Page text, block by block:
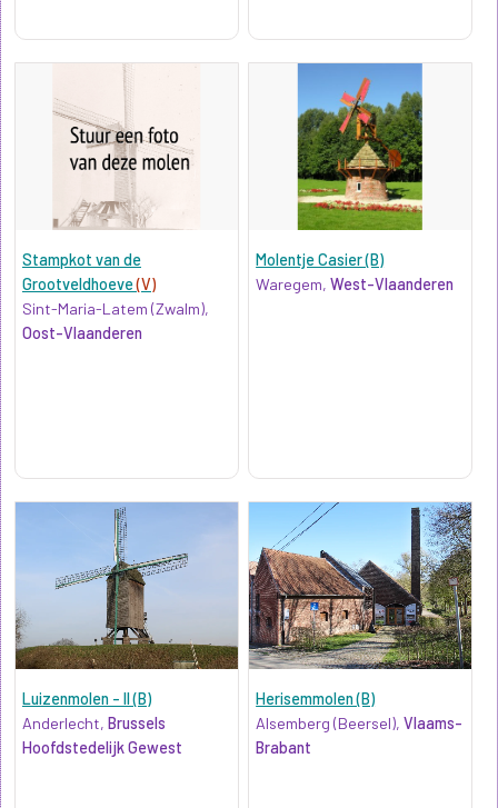
Stampkot van de
Grootveldhoeve(V)
Sint-Maria-Latem (Zwalm),
Oost-Vlaanderen
Molentje Casier (B)
Waregem,West-Vlaanderen
Luizenmolen - II (B)
Anderlecht, Brussels
Hoofdstedelijk Gewest
Herisemmolen (B)
Alsemberg (Beersel),Vlaams-
Brabant